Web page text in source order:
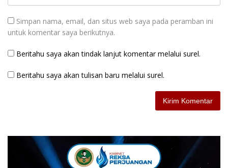
Simpan nama, email, dan situs web saya pada peramban ini
untuk komentar saya berikutnya.
Beritahu saya akan tindak lanjut komentar melalui surel.
Beritahu saya akan tulisan baru melalui surel.